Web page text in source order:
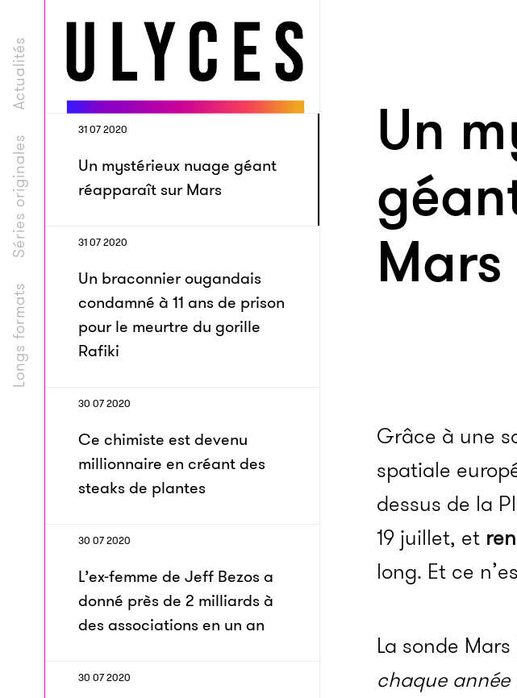
Longs formats
Séries originales
Actualités
31 07 2020
Un mystérieux nuage géant
réapparaît sur Mars
31 07 2020
Un braconnier ougandais
condamné à 11 ans de prison
pour le meurtre du gorille
Rafiki
30 07 2020
Ce chimiste est devenu
millionnaire en créant des
steaks de plantes
30 07 2020
L’ex-femme de Jeff Bezos a
donné près de 2 milliards à
des associations en un an
30 07 2020
Un
Mars
Grâce à une
spatiale
dessus de la
19 juillet, et
long. Et ce
La sonde
chaque